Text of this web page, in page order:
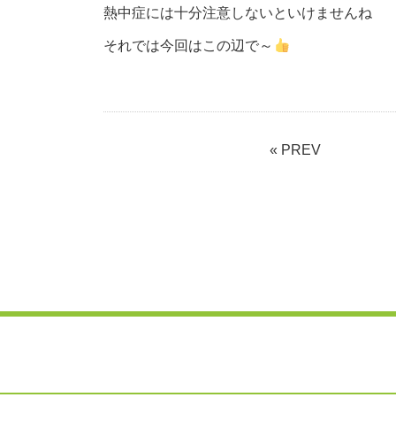
熱中症には十分注意しないといけませんね
それでは今回はこの辺で～
« PREV